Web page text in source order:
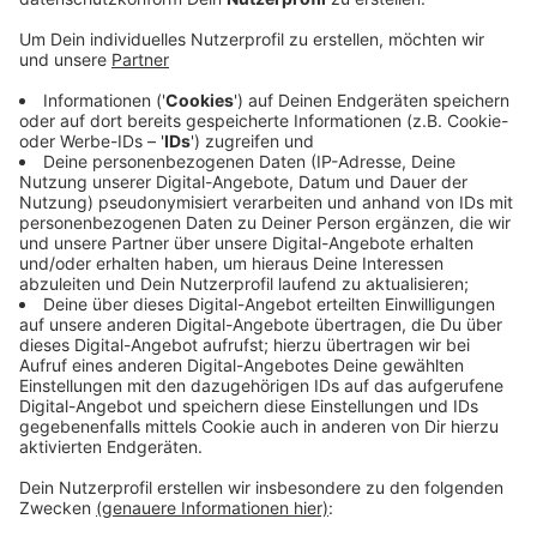
Die Gemeinde stellt heute den aktuellen Stand vor.
unter anderem Technik- und Lagerräume, Toiletten
und der Küchenbereich. Alles muss raus, das
komplette Mobiliar, Heizungen, Trennwände und Türen.
Das ist nötig, um Wände und Böden richtig zu
trocknen. Erst wenn die Feuchtigkeit komplett raus
ist, können die eigentlichen Arbeiten beginnen, um die
Mensa wieder herzustellen. Wie lange das dauert,
vermag die Gemeinde derzeit nicht abschätzen. Ihr
warmes Mittagessen bekommen die Schulkinder nach
den Ferien, das ist sicher. Die Gemeinde arbeitet
gerade an einer Lösung
Anzeige